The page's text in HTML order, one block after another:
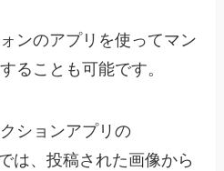
ンのアプリを使ってマン
ることも可能です。
ションアプリの
は、投稿された画像から